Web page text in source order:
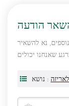
הודעה
נא להשאיר
נושא :